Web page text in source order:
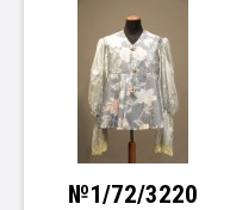
№1/72/3220